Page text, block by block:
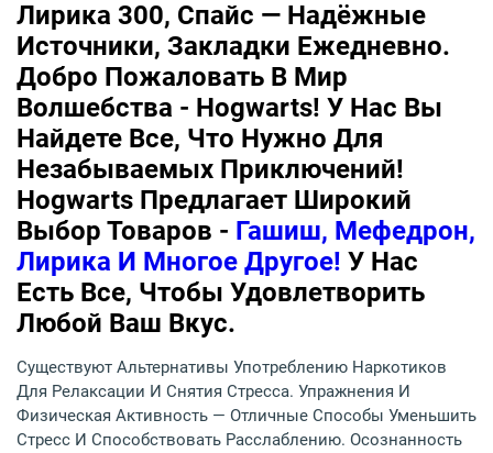
Лирика 300, Спайс — Надёжные
Источники, Закладки Ежедневно.
Добро Пожаловать В Мир
Волшебства - Hogwarts! У Нас Вы
Найдете Все, Что Нужно Для
Незабываемых Приключений!
Hogwarts Предлагает Широкий
Выбор Товаров - Гашиш, Мефедрон,
Лирика И Многое Другое! У Нас
Есть Все, Чтобы Удовлетворить
Любой Ваш Вкус.
Существуют Альтернативы Употреблению Наркотиков
Для Релаксации И Снятия Стресса. Упражнения И
Физическая Активность — Отличные Способы Уменьшить
Стресс И Способствовать Расслаблению. Осознанность